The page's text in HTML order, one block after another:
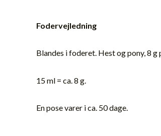
Fodervejledning
Blandes i foderet. Hest og pony, 8 g
15 ml = ca. 8 g.
En pose varer i ca. 50 dage.